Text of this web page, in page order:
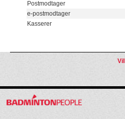
Postmodtager
e-postmodtager
Kasserer